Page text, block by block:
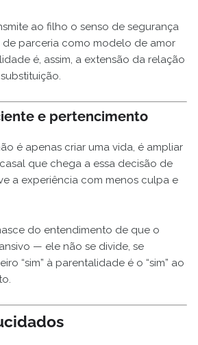
ao filho o senso de segurança
de parceria como modelo de amor
é, assim, a extensão da relação
e pertencimento
é apenas criar uma vida, é ampliar
que chega a essa decisão de
a experiência com menos culpa e
do entendimento de que o
— ele não se divide, se
“sim” à parentalidade é o “sim” ao